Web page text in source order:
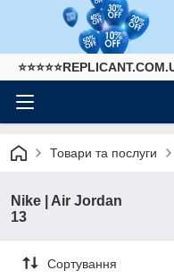
Товари та послуги
Nike | Air Jordan
Сортування